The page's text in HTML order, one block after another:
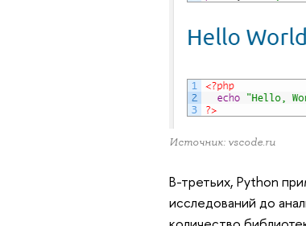
Источник: vscode.ru
В-третьих, Python
исследований до